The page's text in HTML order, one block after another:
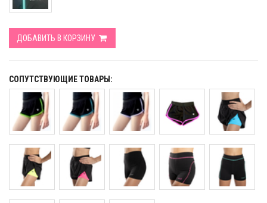
ДОБАВИТЬ В КОРЗИНУ
СОПУТСТВУЮЩИЕ ТОВАРЫ: